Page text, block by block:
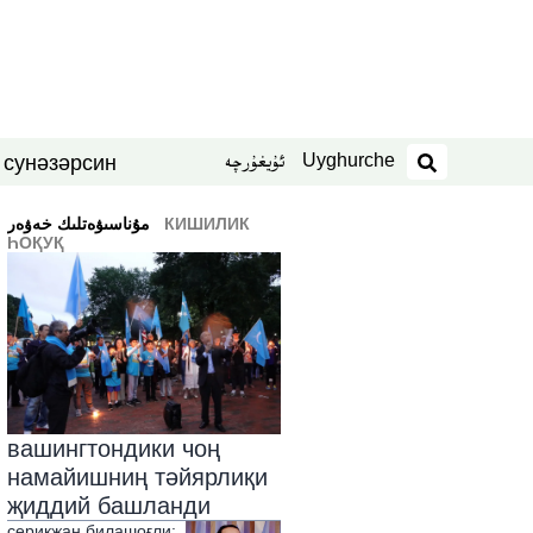
нәзәрсин ئۇيغۇرچە Uyghurche
издәш
КИШИЛИК
ҺОҚУҚ
вашингтондики чоң
намайишниң тәйярлиқи
җиддий башланди